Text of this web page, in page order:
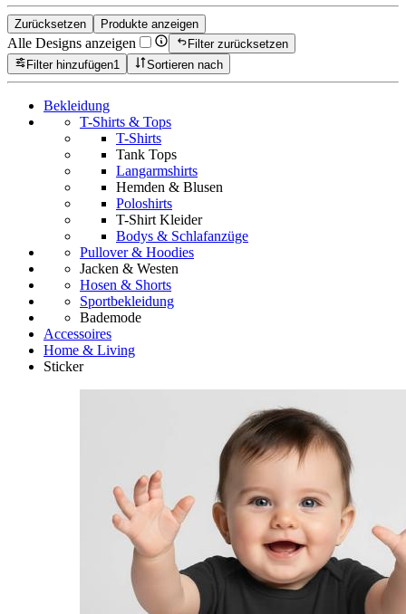
Zurücksetzen Produkte anzeigen
Alle Designs anzeigen
Filter zurücksetzen
Filter hinzufügen1 Sortieren nach
Bekleidung
T-Shirts & Tops
T-Shirts
Tank Tops
Langarmshirts
Hemden & Blusen
Poloshirts
T-Shirt Kleider
Bodys & Schlafanzüge
Pullover & Hoodies
Jacken & Westen
Hosen & Shorts
Sportbekleidung
Bademode
Accessoires
Home & Living
Sticker